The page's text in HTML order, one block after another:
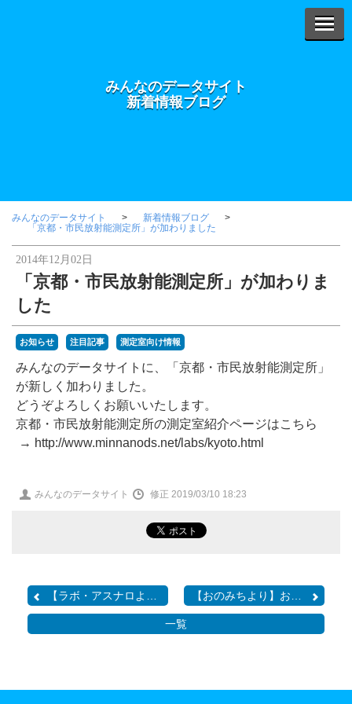
みんなのデータサイト
新着情報ブログ
みんなのデータサイト
新着情報ブログ
「京都・市民放射能測定所」が加わりました
2014年12月02日
「京都・市民放射能測定所」が加わりま
した
お知らせ 注目記事 測定室向け情報
みんなのデータサイトに、「京都・市民放射能測定所」
が新しく加わりました。
どうぞよろしくお願いいたします。
京都・市民放射能測定所の測定室紹介ページはこちら
→ http://www.minnanods.net/labs/kyoto.html
みんなのデータサイト 修正 2019/03/10 18:23
【ラボ・アスナロより】連...
一覧